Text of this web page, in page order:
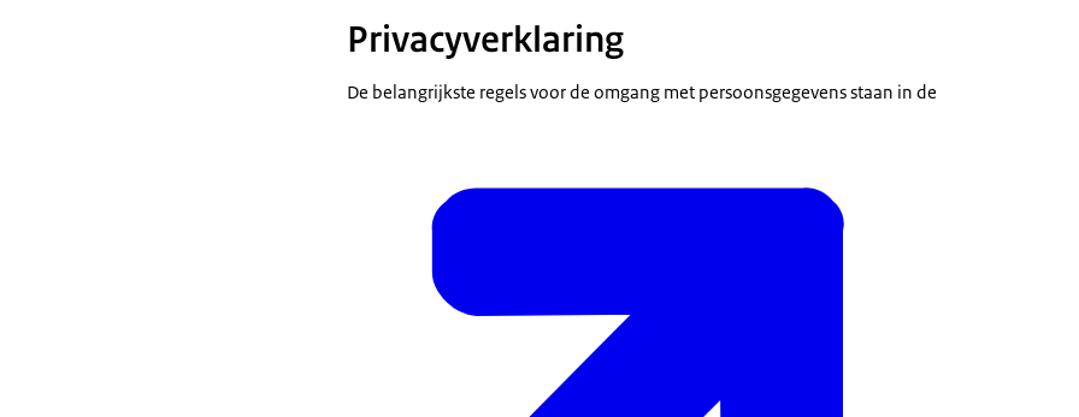
Privacyverklaring
De belangrijkste regels voor de omgang met persoonsgegevens staan in de